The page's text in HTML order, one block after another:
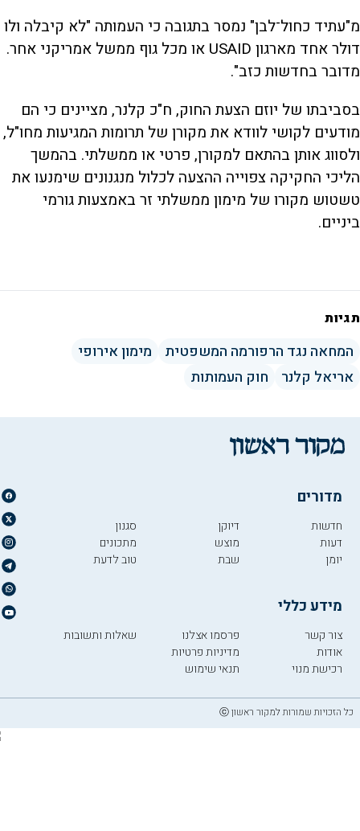
מ"עתיד כחול־לבן" נמסר בתגובה כי העמותה "לא קיבלה ולו
דולר אחד מארגון USAID או מכל גוף ממשל אמריקני אחר.
מדובר בחדשות כזב".
בסביבתו של יוזם הצעת החוק, ח"כ קלנר, מציינים כי הם
מודעים לקושי לוודא את מקורן של תרומות המגיעות מחו"ל,
ולסווג אותן בהתאם למקורן, פרטי או ממשלתי. בהמשך
הליכי החקיקה צפוייה ההצעה לכלול מנגנונים שימנעו את
טשטוש מקורו של מימון ממשלתי זר באמצעות גורמי
ביניים.
תגיות
המחאה נגד הרפורמה המשפטית
מימון אירופי
אריאל קלנר
חוק העמותות
מדורים
חדשות
דעות
יומן
דיוקן
מוצש
שבת
סגנון
מתכונים
טוב לדעת
מידע כללי
צור קשר
אודות
רכישת מנוי
פרסמו אצלנו
מדיניות פרטיות
תנאי שימוש
שאלות ותשובות
כל הזכויות שמורות למקור ראשון ⓒ